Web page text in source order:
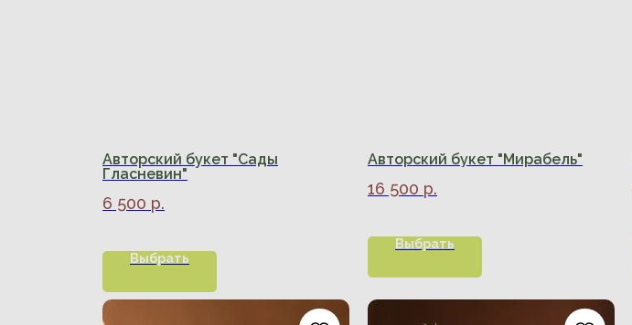
Авторский букет "Сады
Гласневин"
6 500 р.
Выбрать
Авторский букет "Мирабель"
16 500 р.
Выбрать